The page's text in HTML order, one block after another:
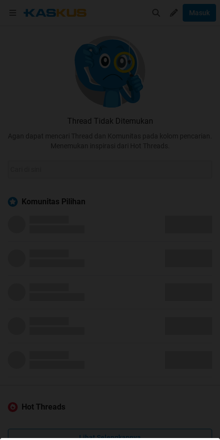
Masuk
Thread Tidak Ditemukan
Agan dapat mencari Thread dan Komunitas pada kolom pencarian.
Menemukan inspirasi dari Hot Threads.
Komunitas Pilihan
Hot Threads
Lihat Selengkapnya